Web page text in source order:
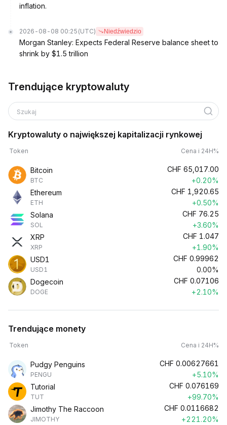
inflation.
2026-08-08 00:25 (UTC) Niedźwiedzio
Morgan Stanley: Expects Federal Reserve balance sheet to
shrink by $1.5 trillion
Trendujące kryptowaluty
Szukaj
Kryptowaluty o największej kapitalizacji rynkowej
Token Cena i 24H%
Bitcoin
BTC
CHF 65,017.00
+0.20%
Ethereum
ETH
CHF 1,920.65
+0.50%
Solana
SOL
CHF 76.25
+3.60%
XRP
XRP
CHF 1.047
+1.90%
USD1
USD1
CHF 0.99962
0.00%
Dogecoin
DOGE
CHF 0.07106
+2.10%
Trendujące monety
Token Cena i 24H%
Pudgy Penguins
PENGU
CHF 0.00627661
+5.10%
Tutorial
TUT
CHF 0.076169
+99.70%
Jimothy The Raccoon
JIMOTHY
CHF 0.0116682
+221.20%